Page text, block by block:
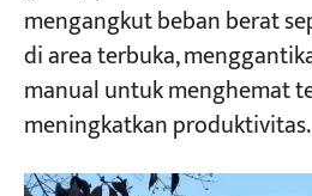
mengangkut beban berat
di area terbuka,
manual untuk menghemat
meningkatkan produktivitas.